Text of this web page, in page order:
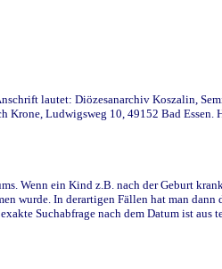
lautet: Diözesanarchiv Koszalin,
Ludwigsweg 10, 49152 Bad
Wenn ein Kind z.B. nach der Geburt
wurde. In derartigen Fällen hat man
Suchabfrage nach dem Datum ist